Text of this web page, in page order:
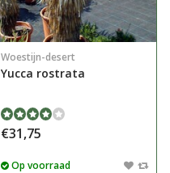
Woestijn-desert
Yucca rostrata
€31,75
Op voorraad